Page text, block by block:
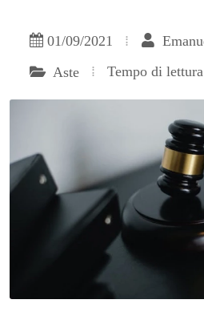
01/09/2021
Aste
Tempo di